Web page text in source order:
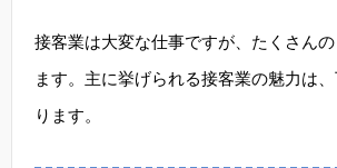
接客業は大変な仕事ですが、たくさんの
ます。主に挙げられる接客業の魅力は
ります。